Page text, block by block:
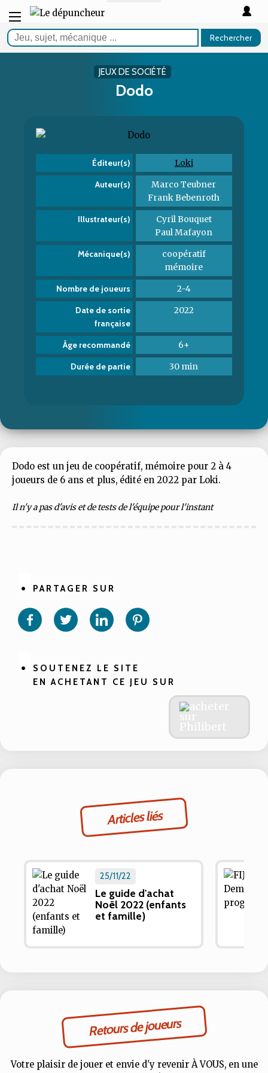
Rechercher
JEUX DE SOCIÉTÉ
Dodo
Éditeur(s) Loki
Auteur(s)
Marco Teubner
Frank Bebenroth
Illustrateur(s)
Cyril Bouquet
Paul Mafayon
Mécanique(s)
coopératif
mémoire
Nombre de joueurs 2-4
Date de sortie
française
2022
Âge recommandé 6+
Durée de partie 30 min
Dodo est un jeu de coopératif, mémoire pour 2 à 4
joueurs de 6 ans et plus, édité en 2022 par Loki.
Il n'y a pas d'avis et de tests de l'équipe pour l'instant
PARTAGER SUR
Partager
sur
Partager
sur sur
SOUTENEZ LE SITE
EN ACHETANT CE JEU SUR
Articles liés
25/11/22
Le guide d'achat
Noël 2022 (enfants
et famille)
Retours de joueurs
Votre plaisir de jouer et envie d'y revenir À VOUS, en une